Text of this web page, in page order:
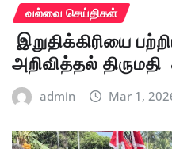
வல்வை செய்திகள்
இறுதிக்கிரியை
அறிவித்தல்
admin Mar 1,